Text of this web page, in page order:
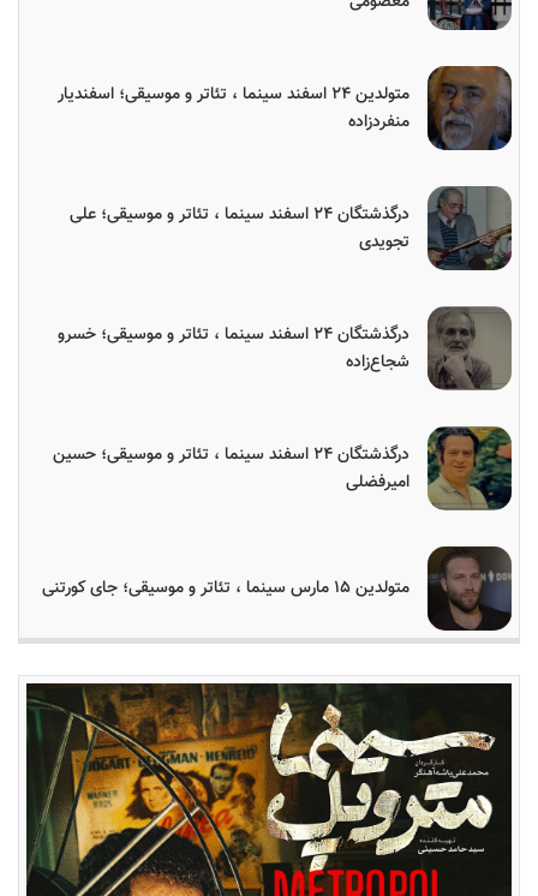
متولدین ۲۴ اسفند سینما ، تئاتر و موسیقی؛ اسفندیار
منفردزاده
درگذشتگان ۲۴ اسفند سینما ، تئاتر و موسیقی؛ علی
تجویدی
درگذشتگان ۲۴ اسفند سینما ، تئاتر و موسیقی؛ خسرو
شجاع‌زاده
درگذشتگان ۲۴ اسفند سینما ، تئاتر و موسیقی؛ حسین
امیرفضلی
متولدین ۱۵ مارس سینما ، تئاتر و موسیقی؛ جای کورتنی